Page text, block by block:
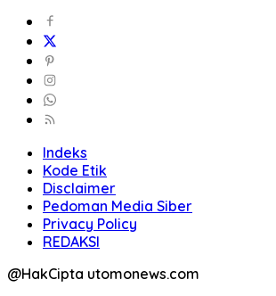
Indeks
Kode Etik
Disclaimer
Pedoman Media Siber
Privacy Policy
REDAKSI
@HakCipta utomonews.com